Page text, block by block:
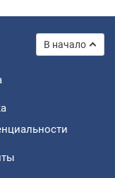
В начало